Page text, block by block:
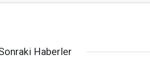
Haberler